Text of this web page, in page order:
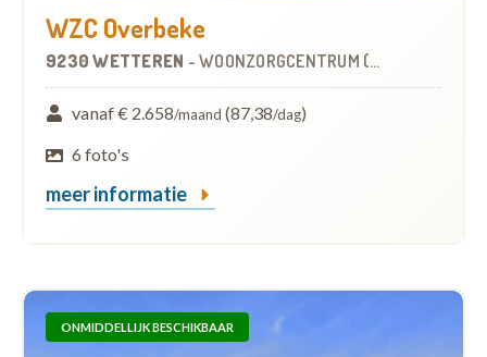
WZC Overbeke
9230 WETTEREN - WOONZORGCENTRUM (WZC)
vanaf € 2.658/maand (87,38/dag)
6 foto's
meer informatie
ONMIDDELLIJK BESCHIKBAAR